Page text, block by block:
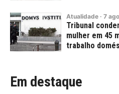
Atualidade · 7 ago
Tribunal
mulher em 45
trabalho
Em destaque